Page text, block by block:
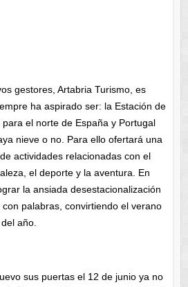
gestores, Artabria Turismo, es
ha aspirado ser: la Estación de
el norte de España y Portugal
nieve o no. Para ello ofertará una
actividades relacionadas con el
el deporte y la aventura. En
la ansiada desestacionalización
palabras, convirtiendo el verano
año.
sus puertas el 12 de junio ya no